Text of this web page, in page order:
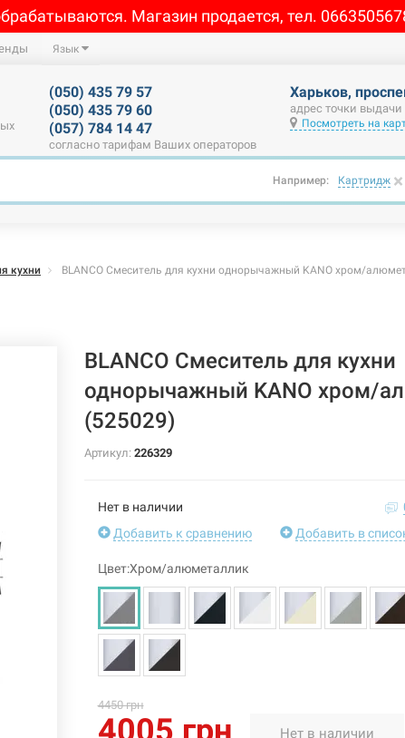
Магазин продается, тел.
Язык
(050) 435 79 57
(050) 435 79 60
(057) 784 14 47
согласно тарифам Ваших операторов
Харьков,
адрес точки выдачи
Посмотреть на
Например: Картридж ×
кухни BLANCO Смеситель для кухни однорычажный KANO хром/
BLANCO Смеситель для кухни
однорычажный KANO хром/
(525029)
Артикул: 226329
Нет в наличии
Добавить к сравнению
Добавить в
Цвет:Хром/алюметаллик
4450 грн
Нет в наличии